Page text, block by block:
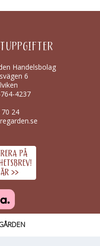
Handelsbolag
6
4237
24